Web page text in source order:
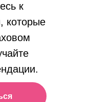
к
которые